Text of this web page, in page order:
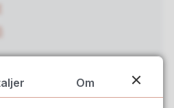
Om